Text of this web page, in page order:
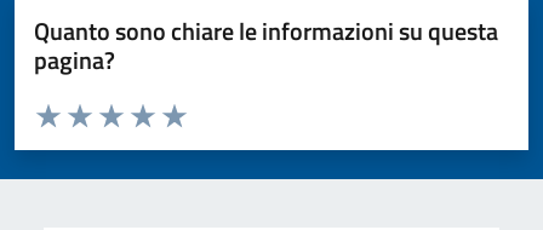
Quanto sono chiare le informazioni su questa
pagina?
Valuta da 1 a 5 stelle la pagina
Valuta 5 stelle su 5
Valuta 4 stelle su 5
Valuta 3 stelle su 5
Valuta 2 stelle su 5
Valuta 1 stelle su 5